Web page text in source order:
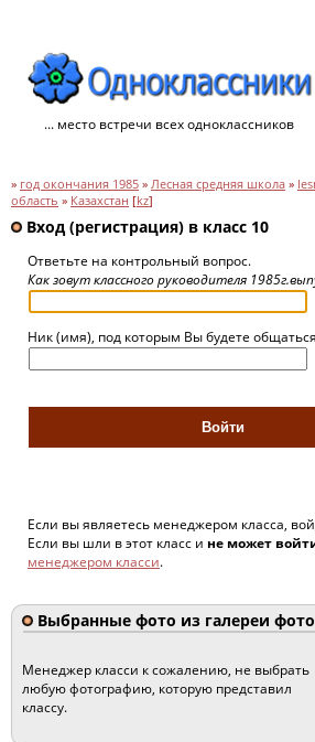
... место встречи всех одноклассников
» год окончания 1985 » Лесная средняя школа »
область » Казахстан [kz]
Вход (регистрация) в класс 10
Ответьте на контрольный вопрос.
Как зовут классного руководителя
Ник (имя), под которым Вы будете
Если вы являетесь менеджером класса,
Если вы шли в этот класс и не может
менеджером класси.
Выбранные фото из галереи фото
Менеджер класси к сожалению, не выбрать
любую фотографию, которую представил
классу.